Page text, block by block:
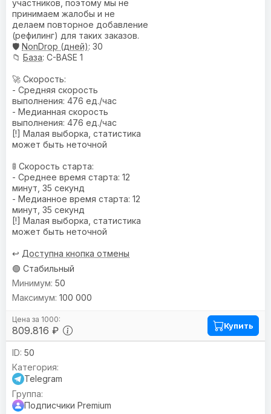
участников, поэтому мы не
принимаем жалобы и не
делаем повторное добавление
(рефилинг) для таких заказов.
🛡️ NonDrop (дней): 30
📁 База: C-BASE 1
🚀 Скорость:
- Средняя скорость
выполнения: 476 ед./час
- Медианная скорость
выполнения: 476 ед./час
[!] Малая выборка, статистика
может быть неточной
🚦 Скорость старта:
- Среднее время старта: 12
минут, 35 секунд
- Медианное время старта: 12
минут, 35 секунд
[!] Малая выборка, статистика
может быть неточной
↩️ Доступна кнопка отмены
🟢 Стабильный
809.816 ₽
50
100 000
Купить
50
Telegram
Подписчики Premium